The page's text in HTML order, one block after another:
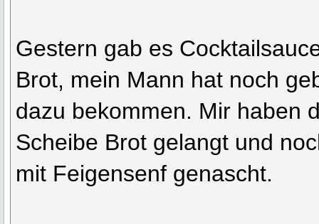
Gestern gab es
Brot, mein Mann hat noch
dazu bekommen. Mir haben
Scheibe Brot gelangt und
mit Feigensenf genascht.